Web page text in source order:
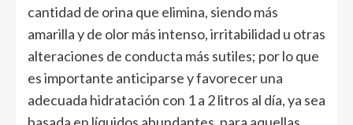
cantidad de orina que elimina, siendo más
amarilla y de olor más intenso, irritabilidad u otras
alteraciones de conducta más sutiles; por lo que
es importante anticiparse y favorecer una
adecuada hidratación con 1 a 2 litros al día, ya sea